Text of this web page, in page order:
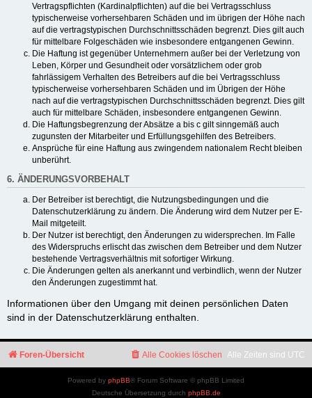
Vertragspflichten (Kardinalpflichten) auf die bei Vertragsschluss
typischerweise vorhersehbaren Schäden und im übrigen der Höhe nach
auf die vertragstypischen Durchschnittsschäden begrenzt. Dies gilt auch
für mittelbare Folgeschäden wie insbesondere entgangenen Gewinn.
Die Haftung ist gegenüber Unternehmern außer bei der Verletzung von
Leben, Körper und Gesundheit oder vorsätzlichem oder grob
fahrlässigem Verhalten des Betreibers auf die bei Vertragsschluss
typischerweise vorhersehbaren Schäden und im Übrigen der Höhe
nach auf die vertragstypischen Durchschnittsschäden begrenzt. Dies gilt
auch für mittelbare Schäden, insbesondere entgangenen Gewinn.
Die Haftungsbegrenzung der Absätze a bis c gilt sinngemäß auch
zugunsten der Mitarbeiter und Erfüllungsgehilfen des Betreibers.
Ansprüche für eine Haftung aus zwingendem nationalem Recht bleiben
unberührt.
6. ÄNDERUNGSVORBEHALT
Der Betreiber ist berechtigt, die Nutzungsbedingungen und die
Datenschutzerklärung zu ändern. Die Änderung wird dem Nutzer per E-
Mail mitgeteilt.
Der Nutzer ist berechtigt, den Änderungen zu widersprechen. Im Falle
des Widerspruchs erlischt das zwischen dem Betreiber und dem Nutzer
bestehende Vertragsverhältnis mit sofortiger Wirkung.
Die Änderungen gelten als anerkannt und verbindlich, wenn der Nutzer
den Änderungen zugestimmt hat.
Informationen über den Umgang mit deinen persönlichen Daten
sind in der Datenschutzerklärung enthalten.
Foren-Übersicht Alle Zeiten sind UTC
Alle Cookies löschen
Powered by phpBB® Forum Software © phpBB Limited
Deutsche Übersetzung durch phpBB.de